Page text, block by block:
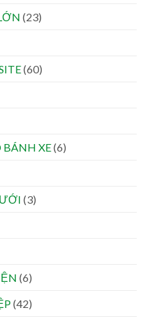
(23)
(60)
XE(6)
(3)
(6)
(42)